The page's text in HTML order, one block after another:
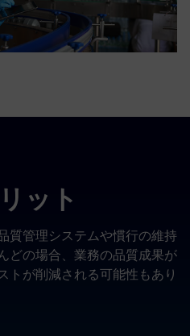
ット
質管理システムや慣行の維持
どの場合、業務の品質成果が
トが削減される可能性もあり